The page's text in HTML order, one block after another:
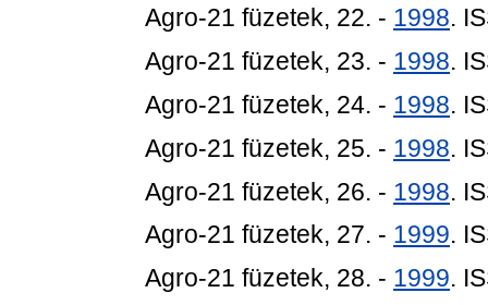
Agro-21 füzetek, 22. - 1998.
Agro-21 füzetek, 23. - 1998.
Agro-21 füzetek, 24. - 1998.
Agro-21 füzetek, 25. - 1998.
Agro-21 füzetek, 26. - 1998.
Agro-21 füzetek, 27. - 1999.
Agro-21 füzetek, 28. - 1999.